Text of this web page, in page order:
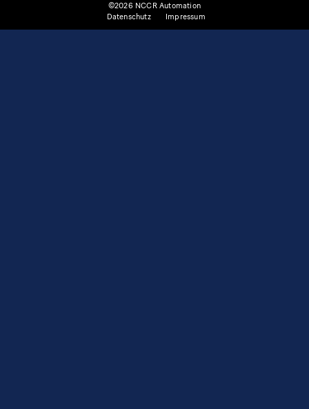
©2026 NCCR Automation
Datenschutz
Impressum